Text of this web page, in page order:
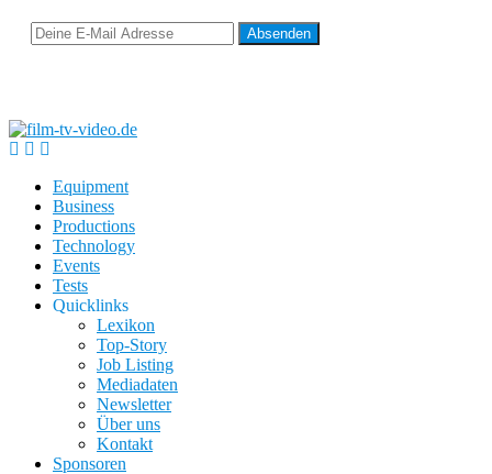
Equipment
Business
Productions
Technology
Events
Tests
Quicklinks
Lexikon
Top-Story
Job Listing
Mediadaten
Newsletter
Über uns
Kontakt
Sponsoren